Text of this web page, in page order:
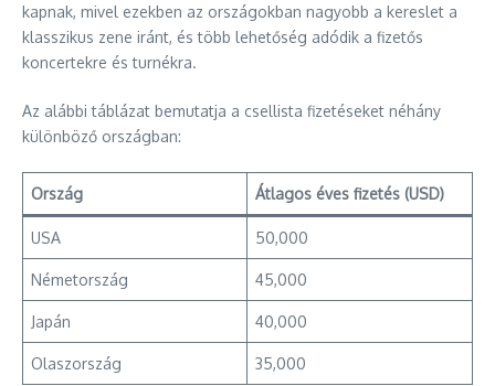
kapnak, mivel ezekben az országokban nagyobb a kereslet a
klasszikus zene iránt, és több lehetőség adódik a fizetős
koncertekre és turnékra.
Az alábbi táblázat bemutatja a csellista fizetéseket néhány
különböző országban:
Ország Átlagos éves fizetés (USD)
USA 50,000
Németország 45,000
Japán 40,000
Olaszország 35,000